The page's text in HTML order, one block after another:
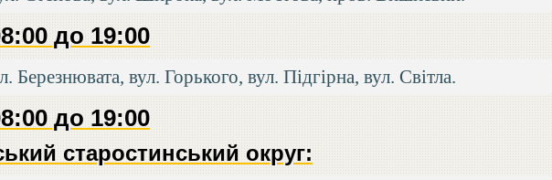
до 19:00
Березнювата, вул. Горького, вул. Підгірна, вул. Світла.
до 19:00
старостинський округ: